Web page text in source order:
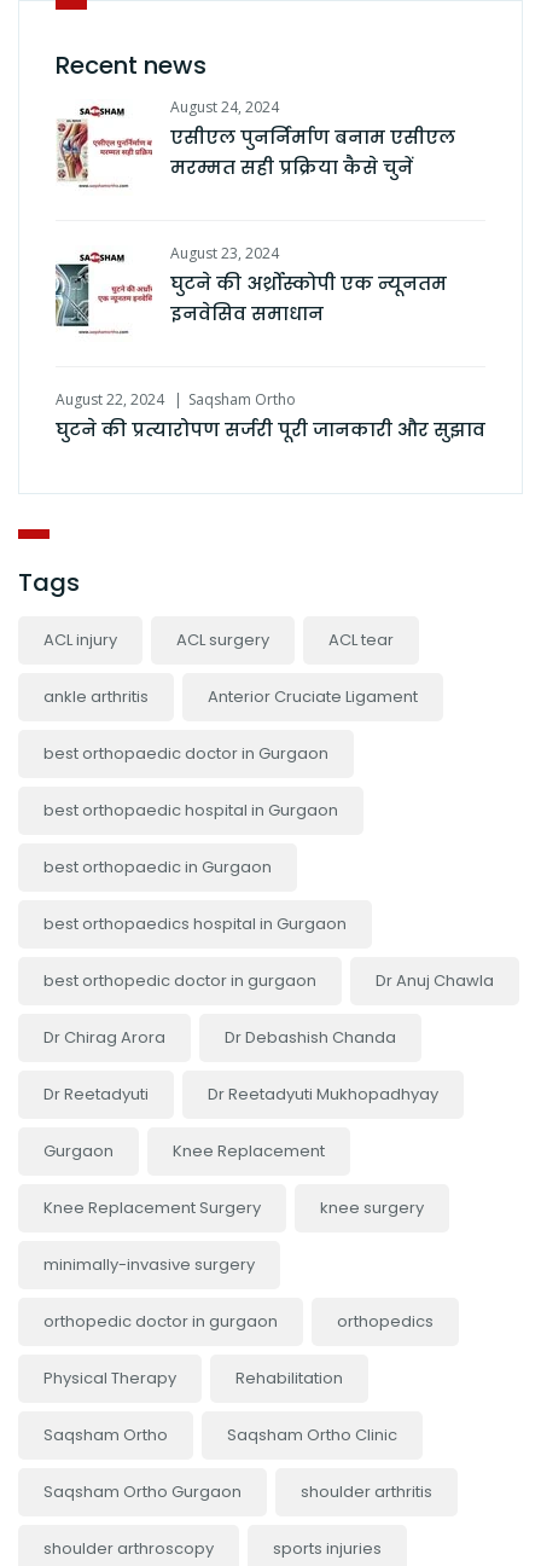
Recent news
August 24, 2024
एसीएल पुनर्निर्माण बनाम एसीएल
मरम्मत सही प्रक्रिया कैसे चुनें
August 23, 2024
घुटने की अर्थ्रोस्कोपी एक न्यूनतम
इनवेसिव समाधान
August 22, 2024 Saqsham Ortho
घुटने की प्रत्यारोपण सर्जरी पूरी जानकारी और सुझाव
Tags
ACL injury ACL surgery ACL tear
ankle arthritis Anterior Cruciate Ligament
best orthopaedic doctor in Gurgaon
best orthopaedic hospital in Gurgaon
best orthopaedic in Gurgaon
best orthopaedics hospital in Gurgaon
best orthopedic doctor in gurgaon Dr Anuj Chawla
Dr Chirag Arora Dr Debashish Chanda
Dr Reetadyuti Dr Reetadyuti Mukhopadhyay
Gurgaon Knee Replacement
Knee Replacement Surgery knee surgery
minimally-invasive surgery
orthopedic doctor in gurgaon orthopedics
Physical Therapy Rehabilitation
Saqsham Ortho Saqsham Ortho Clinic
Saqsham Ortho Gurgaon shoulder arthritis
shoulder arthroscopy sports injuries